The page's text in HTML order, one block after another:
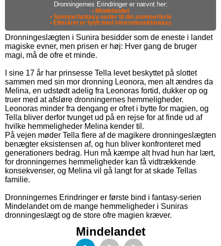
Dronningernes Erindringer er nævnt her:
• Mindelandet
• Sommerfantasy-serier til din sommerferie
• Efteråret er fyldt med #meredanskfantasy
Dronningeslægten i Sunira besidder som de eneste i landet
magiske evner, men prisen er høj: Hver gang de bruger
magi, må de ofre et minde.
I sine 17 år har prinsesse Tella levet beskyttet på slottet
sammen med sin mor dronning Leonora, men alt ændres da
Melina, en udstødt adelig fra Leonoras fortid, dukker op og
truer med at afsløre dronningernes hemmeligheder.
Leonoras minder fra dengang er ofret i bytte for magien, og
Tella bliver derfor tvunget ud på en rejse for at finde ud af
hvilke hemmeligheder Melina kender til.
På vejen møder Tella flere af de magikere dronningeslægten
benægter eksistensen af, og hun bliver konfronteret med
generationers bedrag. Hun må kæmpe alt hvad hun har lært,
for dronningernes hemmeligheder kan få vidtrækkende
konsekvenser, og Melina vil gå langt for at skade Tellas
familie.
Dronningernes Erindringer er første bind i fantasy-serien
Mindelandet om de mange hemmeligheder i Suniras
dronningeslægt og de store ofre magien kræver.
Mindelandet